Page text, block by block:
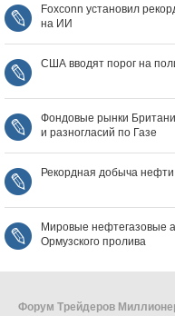
Foxconn установил
на ИИ
США вводят порог на
Фондовые рынки
и разногласий по Газе
Рекордная добыча
Мировые нефтегазовые
Ормузского пролива
Форум Трейдеров